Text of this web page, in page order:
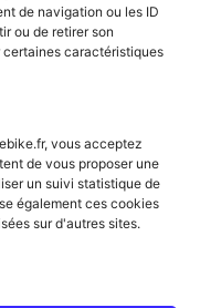
de navigation ou les ID
ou de retirer son
caractéristiques
vous acceptez
de vous proposer une
un suivi statistique de
également ces cookies
sur d'autres sites.
Montalivet
Villard-de-Lans
Villarodin-Bourget